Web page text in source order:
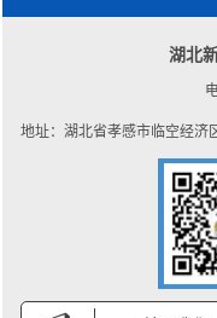
湖北
地址：湖北省孝感市临空经济